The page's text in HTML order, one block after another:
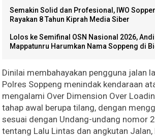
Semakin Solid dan Profesional, IWO
Rayakan 8 Tahun Kiprah Media Siber
Lolos ke Semifinal OSN Nasional 2026,
Mappatunru Harumkan Nama Soppeng di
Dinilai membahayakan pengguna jalan
Polres Soppeng menindak kendaraan
mengalami Over Dimension Over
tahap awal berupa tilang, dengan
sesuai dengan Undang-undang nomor
tentang Lalu Lintas dan angkutan